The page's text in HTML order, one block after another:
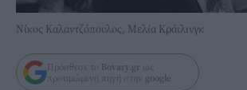
Νίκος Καλαντζόπουλος, Μελία Κράιλινγκ
Πρόσθεσε το Bovary.gr ως
προτιμώμενη πηγή στην google